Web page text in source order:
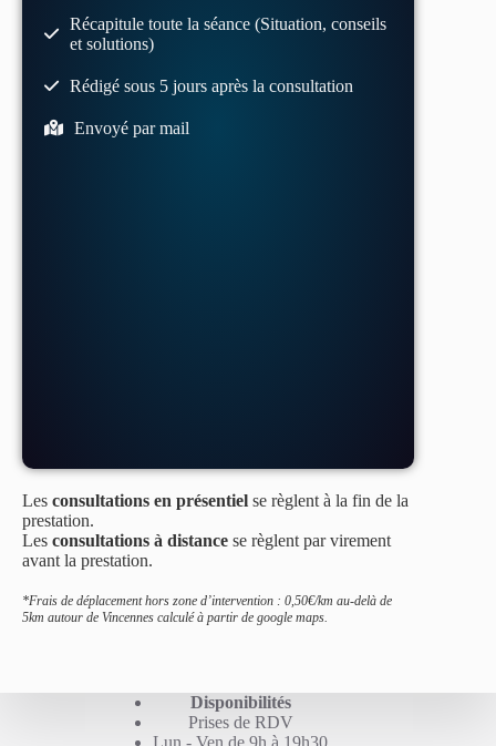
Récapitule toute la séance (Situation, conseils
et solutions)
Rédigé sous 5 jours après la consultation
Envoyé par mail
Les consultations en présentiel se règlent à la fin de la
prestation.
Les consultations à distance se règlent par virement
avant la prestation.
*Frais de déplacement hors zone d’intervention : 0,50€/km au-delà de
5km autour de Vincennes calculé à partir de google maps.
Disponibilités
Prises de RDV
Lun - Ven de 9h à 19h30